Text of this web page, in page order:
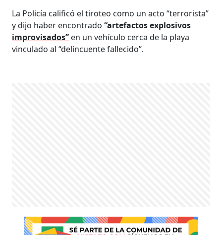
La Policía calificó el tiroteo como un acto “terrorista”
y dijo haber encontrado“artefactos explosivos
improvisados” en un vehículo cerca de la playa
vinculado al “delincuente fallecido”.